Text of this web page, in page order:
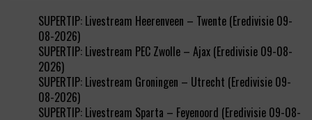
SUPERTIP: Livestream Heerenveen – Twente (Eredivisie 09-
08-2026)
SUPERTIP: Livestream PEC Zwolle – Ajax (Eredivisie 09-08-
2026)
SUPERTIP: Livestream Groningen – Utrecht (Eredivisie 09-
08-2026)
SUPERTIP: Livestream Sparta – Feyenoord (Eredivisie 09-08-